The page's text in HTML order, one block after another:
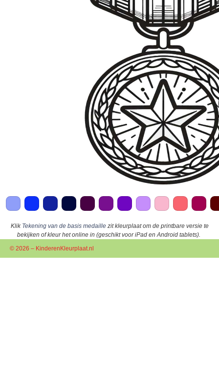
Klik Tekening van de basis medaillezit kleurplaat om de printbare versie te
bekijken of kleur het online in (geschikt voor iPad en Android tablets).
© 2026 – KinderenKleurplaat.nl